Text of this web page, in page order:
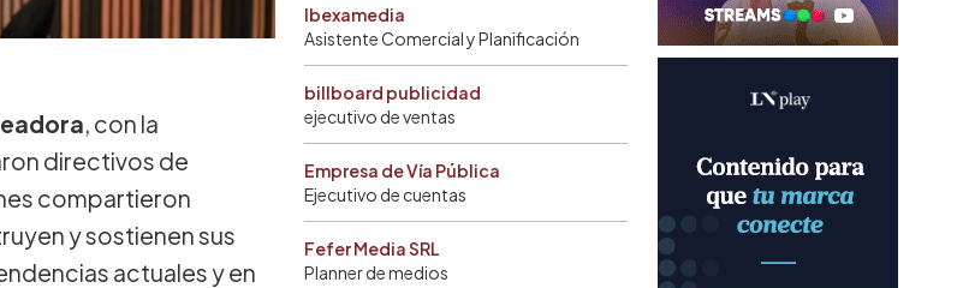
, con la
directivos de
compartieron
y sostienen sus
actuales y en
Ibexamedia
Asistente Comercial y Planificación
billboard publicidad
ejecutivo de ventas
Empresa de Vía Pública
Ejecutivo de cuentas
Fefer Media SRL
Planner de medios